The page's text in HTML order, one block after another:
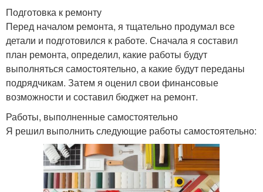
Подготовка к ремонту
Перед началом ремонта, я тщательно продумал все
детали и подготовился к работе. Сначала я составил
план ремонта, определил, какие работы будут
выполняться самостоятельно, а какие будут переданы
подрядчикам. Затем я оценил свои финансовые
возможности и составил бюджет на ремонт.
Работы, выполненные самостоятельно
Я решил выполнить следующие работы самостоятельно: